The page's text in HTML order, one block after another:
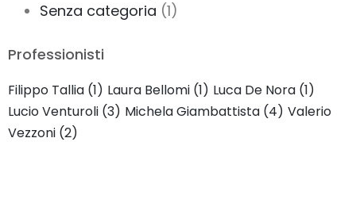
Senza categoria (1)
Professionisti
Filippo Tallia (1) Laura Bellomi (1) Luca De Nora (1)
Lucio Venturoli (3) Michela Giambattista (4) Valerio
Vezzoni (2)